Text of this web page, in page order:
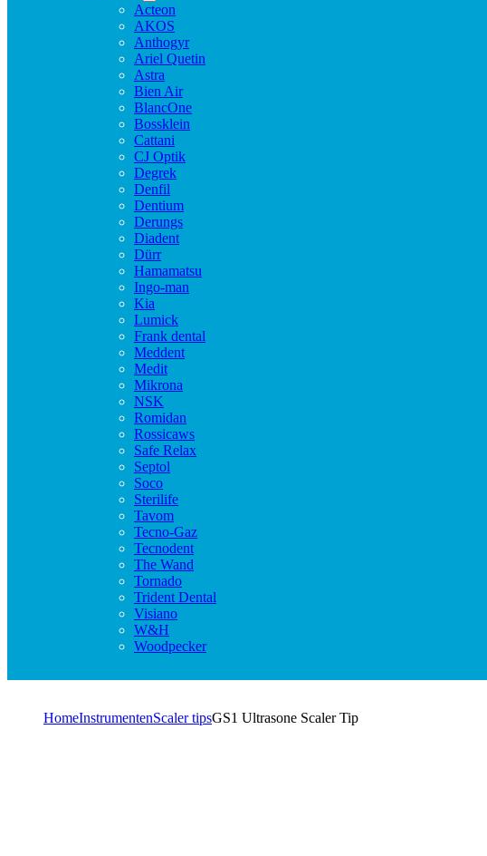
Acteon
AKOS
Anthogyr
Ariel Quetin
Astra
Bien Air
BlancOne
Bossklein
Cattani
CJ Optik
Degrek
Denfil
Dentium
Derungs
Diadent
Dürr
Hamamatsu
Ingo-man
Kia
Lumick
Frank dental
Meddent
Medit
Mikrona
NSK
Romidan
Rossicaws
Safe Relax
Septol
Soco
Sterilife
Tavom
Tecno-Gaz
Tecnodent
The Wand
Tornado
Trident Dental
Visiano
W&H
Woodpecker
HomeInstrumentenScaler tipsGS1 Ultrasone Scaler Tip